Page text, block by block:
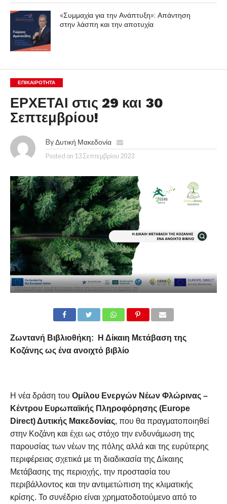
«Συμμαχία για την Ανάπτυξη»: Απάντηση
στην λάσπη και την αποτυχία
ΕΠΙΚΑΙΡΟΤΗΤΑ
ΕΡΧΕΤΑΙ στις 29 και 30
Σεπτεμβρίου!
By Δυτική Μακεδονία
Posted on 13 Σεπτεμβρίου 2023
Ζωντανή Βιβλιοθήκη: Η Δίκαιη Μετάβαση της
Κοζάνης ως ένα ανοιχτό βιβλίο
Η νέα δράση του Ομίλου Ενεργών Νέων Φλώρινας –
Κέντρου Ευρωπαϊκής Πληροφόρησης (Europe
Direct) Δυτικής Μακεδονίας, που θα πραγματοποιηθεί
στην Κοζάνη και έχει ως στόχο την ενδυνάμωση της
παρουσίας των νέων της πόλης αλλά και της ευρύτερης
περιφέρειας σχετικά με τη διαδικασία της Δίκαιης
Μετάβασης της περιοχής, την προστασία του
περιβάλλοντος και την αντιμετώπιση της κλιματικής
κρίσης. Το συνέδριο είναι χρηματοδοτούμενο από το